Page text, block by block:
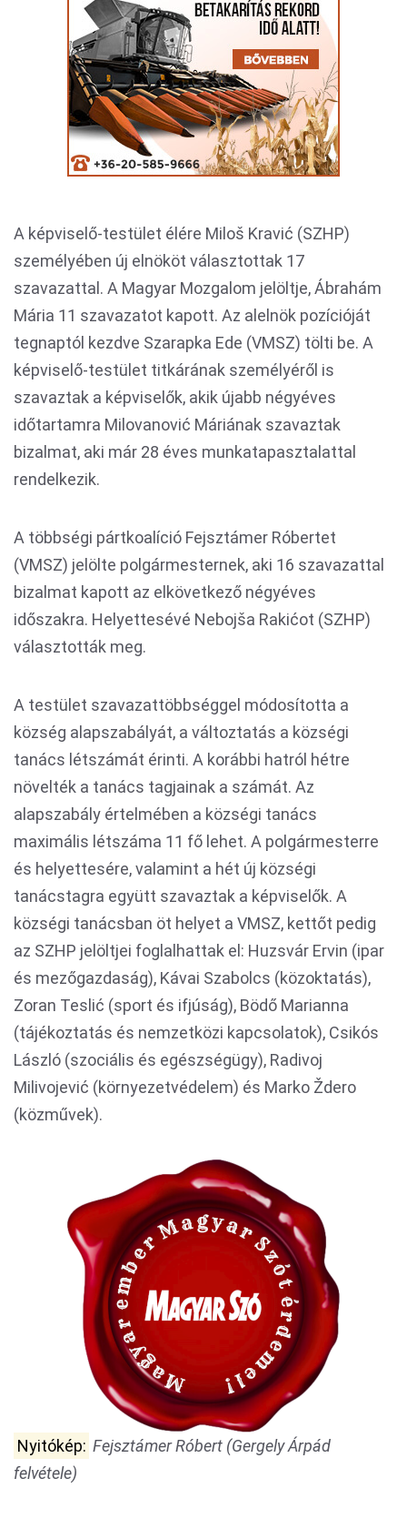
A képviselő-testület élére Miloš Kravić (SZHP)
személyében új elnököt választottak 17
szavazattal. A Magyar Mozgalom jelöltje, Ábrahám
Mária 11 szavazatot kapott. Az alelnök pozícióját
tegnaptól kezdve Szarapka Ede (VMSZ) tölti be. A
képviselő-testület titkárának személyéről is
szavaztak a képviselők, akik újabb négyéves
időtartamra Milovanović Máriának szavaztak
bizalmat, aki már 28 éves munkatapasztalattal
rendelkezik.
A többségi pártkoalíció Fejsztámer Róbertet
(VMSZ) jelölte polgármesternek, aki 16 szavazattal
bizalmat kapott az elkövetkező négyéves
időszakra. Helyettesévé Nebojša Rakićot (SZHP)
választották meg.
A testület szavazattöbbséggel módosította a
község alapszabályát, a változtatás a községi
tanács létszámát érinti. A korábbi hatról hétre
növelték a tanács tagjainak a számát. Az
alapszabály értelmében a községi tanács
maximális létszáma 11 fő lehet. A polgármesterre
és helyettesére, valamint a hét új községi
tanácstagra együtt szavaztak a képviselők. A
községi tanácsban öt helyet a VMSZ, kettőt pedig
az SZHP jelöltjei foglalhattak el: Huzsvár Ervin (ipar
és mezőgazdaság), Kávai Szabolcs (közoktatás),
Zoran Teslić (sport és ifjúság), Bödő Marianna
(tájékoztatás és nemzetközi kapcsolatok), Csikós
László (szociális és egészségügy), Radivoj
Milivojević (környezetvédelem) és Marko Ždero
(közművek).
Nyitókép: Fejsztámer Róbert (Gergely Árpád
felvétele)